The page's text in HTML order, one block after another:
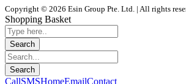
Copyright © 2026 Esin Group Pte. Ltd. | All rights
Shopping Basket
CallSMSHomeEmailContact